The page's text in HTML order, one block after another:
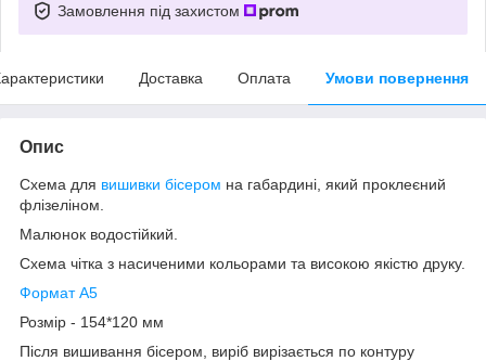
Замовлення під захистом
Доставка Оплата Умови повернення
Опис
Схема для вишивки бісером на габардині, який проклеєний
флізеліном.
Малюнок водостійкий.
Схема чітка з насиченими кольорами та високою якістю друку.
Формат А5
Розмір - 154*120 мм
Після вишивання бісером, виріб вирізається по контуру